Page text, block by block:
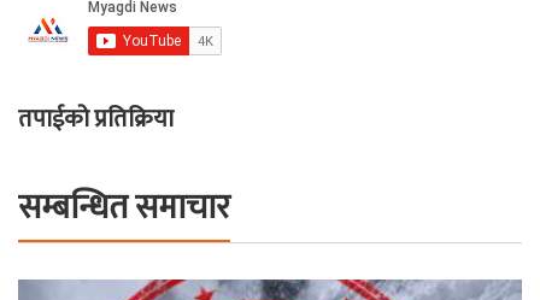
अबदेखि भरी सिलिण्डर ग्यास